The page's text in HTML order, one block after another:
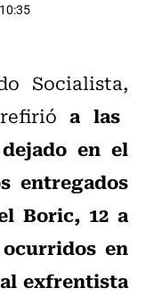
Socialista,
a las
en el
entregados
Boric, 12 a
en
exfrentista